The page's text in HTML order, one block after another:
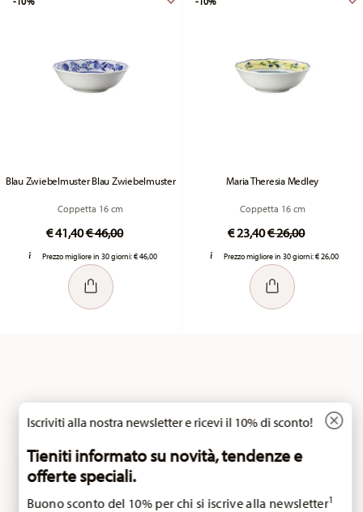
Blau Zwiebelmuster Blau Zwiebelmuster
Coppetta 16 cm
€ 41,40Price reduced from
€ 46,00to
Prezzo migliore in 30 giorni:€ 46,00
Maria Theresia Medley
Coppetta 16 cm
€ 23,40Price reduced
€ 26,00to
Prezzo migliore in 30 giorni:€ 26,00
Iscriviti alla nostra newsletter e ricevi il 10% di sconto!
Tieniti informato su novità, tendenze e
offerte speciali.
Buono sconto del 10% per chi si iscrive alla newsletter1